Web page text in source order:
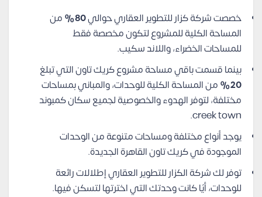
خصصت شركة كزار للتطوير العقاري حوالي80%
من
المساحة الكلية للمشروع لتكون مخصصة فقط
للمساحات الخضراء، واللاند سكيب.
بينما قسمت باقي مساحة مشروع كريك تاون التي تبلغ
20%
من المساحة الكلية للوحدات، والمباني بمساحات
مختلفة، لتوفر الهدوء والخصوصية لجميع سكان كمبوند
creek town.
يوجد أنواع مختلفة ومساحات متنوعة من الوحدات
الموجودة في كريك تاون القاهرة الجديدة.
توفر لك شركة الكزار للتطوير العقاري إطلالات رائعة
للوحدات، أيًا كانت وحدتك التي اخترتها لتسكن فيها.